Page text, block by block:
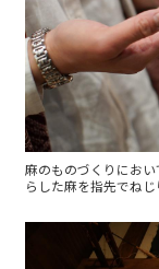
麻のものづくりにお
らした麻を指先でね